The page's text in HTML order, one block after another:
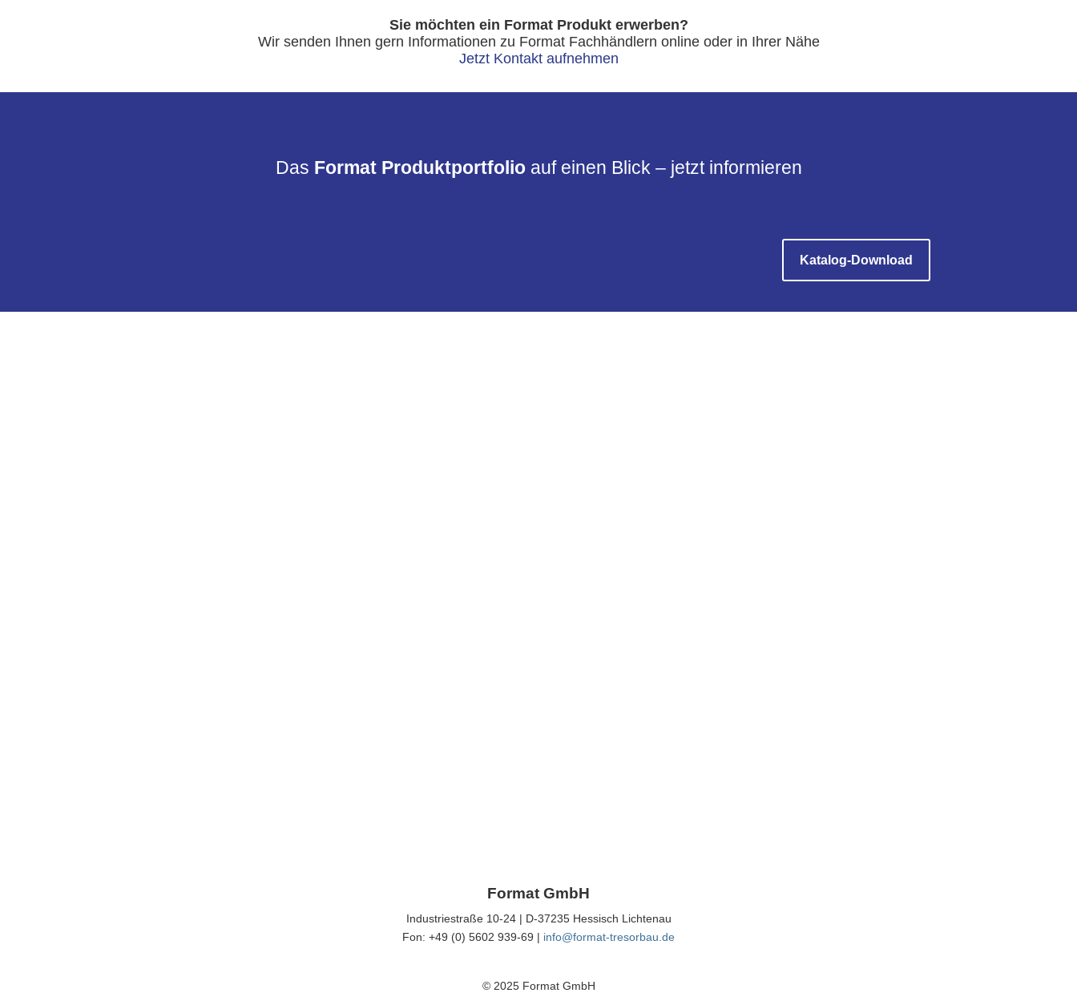
Sie möchten ein Format Produkt erwerben?
Wir senden Ihnen gern Informationen zu Format Fachhändlern online oder in Ihrer Nähe
Jetzt Kontakt aufnehmen
Das Format Produktportfolioauf einen Blick – jetzt informieren
Katalog-Download
Format GmbH
Industriestraße 10-24 | D-37235 Hessisch Lichtenau
Fon: +49 (0) 5602 939-69 | info@format-tresorbau.de
© 2025 Format GmbH